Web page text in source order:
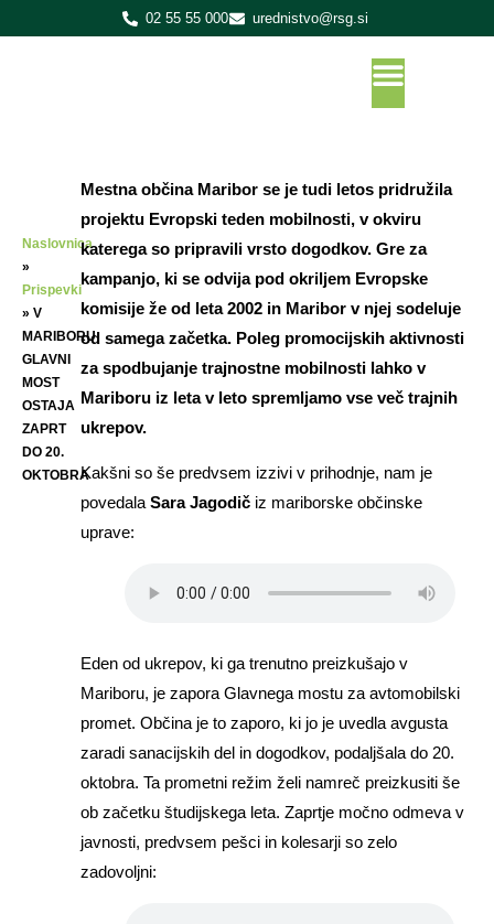
02 55 55 000 urednistvo@rsg.si
Naslovnica
»
Prispevki
» V
MARIBORU
GLAVNI
MOST
OSTAJA
ZAPRT
DO 20.
OKTOBRA
Mestna občina Maribor se je tudi letos pridružila
projektu Evropski teden mobilnosti, v okviru
katerega so pripravili vrsto dogodkov. Gre za
kampanjo, ki se odvija pod okriljem Evropske
komisije že od leta 2002 in Maribor v njej sodeluje
od samega začetka. Poleg promocijskih aktivnosti
za spodbujanje trajnostne mobilnosti lahko v
Mariboru iz leta v leto spremljamo vse več trajnih
ukrepov.
Kakšni so še predvsem izzivi v prihodnje, nam je
povedalaSara Jagodič iz mariborske občinske
uprave:
Eden od ukrepov, ki ga trenutno preizkušajo v
Mariboru, je zapora Glavnega mostu za avtomobilski
promet. Občina je to zaporo, ki jo je uvedla avgusta
zaradi sanacijskih del in dogodkov, podaljšala do 20.
oktobra. Ta prometni režim želi namreč preizkusiti še
ob začetku študijskega leta. Zaprtje močno odmeva v
javnosti, predvsem pešci in kolesarji so zelo
zadovoljni: